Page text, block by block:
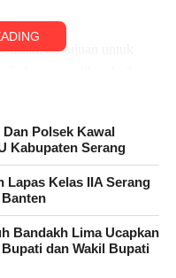
bertujuan untuk
saksi partai politik,
tugas, untuk
Kami ingin
rapat pleno ini,
unsur kepolisian,
Polsek Kawal
Kabupaten Serang
Lapas Kelas IIA Serang
Bandakh Lima Ucapkan
dan Wakil Bupati